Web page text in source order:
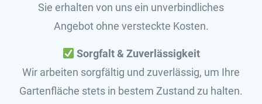
Sie erhalten von uns ein unverbindliches
Angebot ohne versteckte Kosten.
Sorgfalt & Zuverlässigkeit
Wir arbeiten sorgfältig und zuverlässig, um Ihre
Gartenfläche stets in bestem Zustand zu halten.